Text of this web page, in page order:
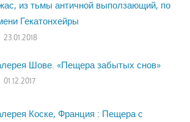
из тьмы античной выползающий, по
Гекатонхейры
23.01.2018
Шове. «Пещера забытых снов»
01.12.2017
Коске, Франция : Пещера с